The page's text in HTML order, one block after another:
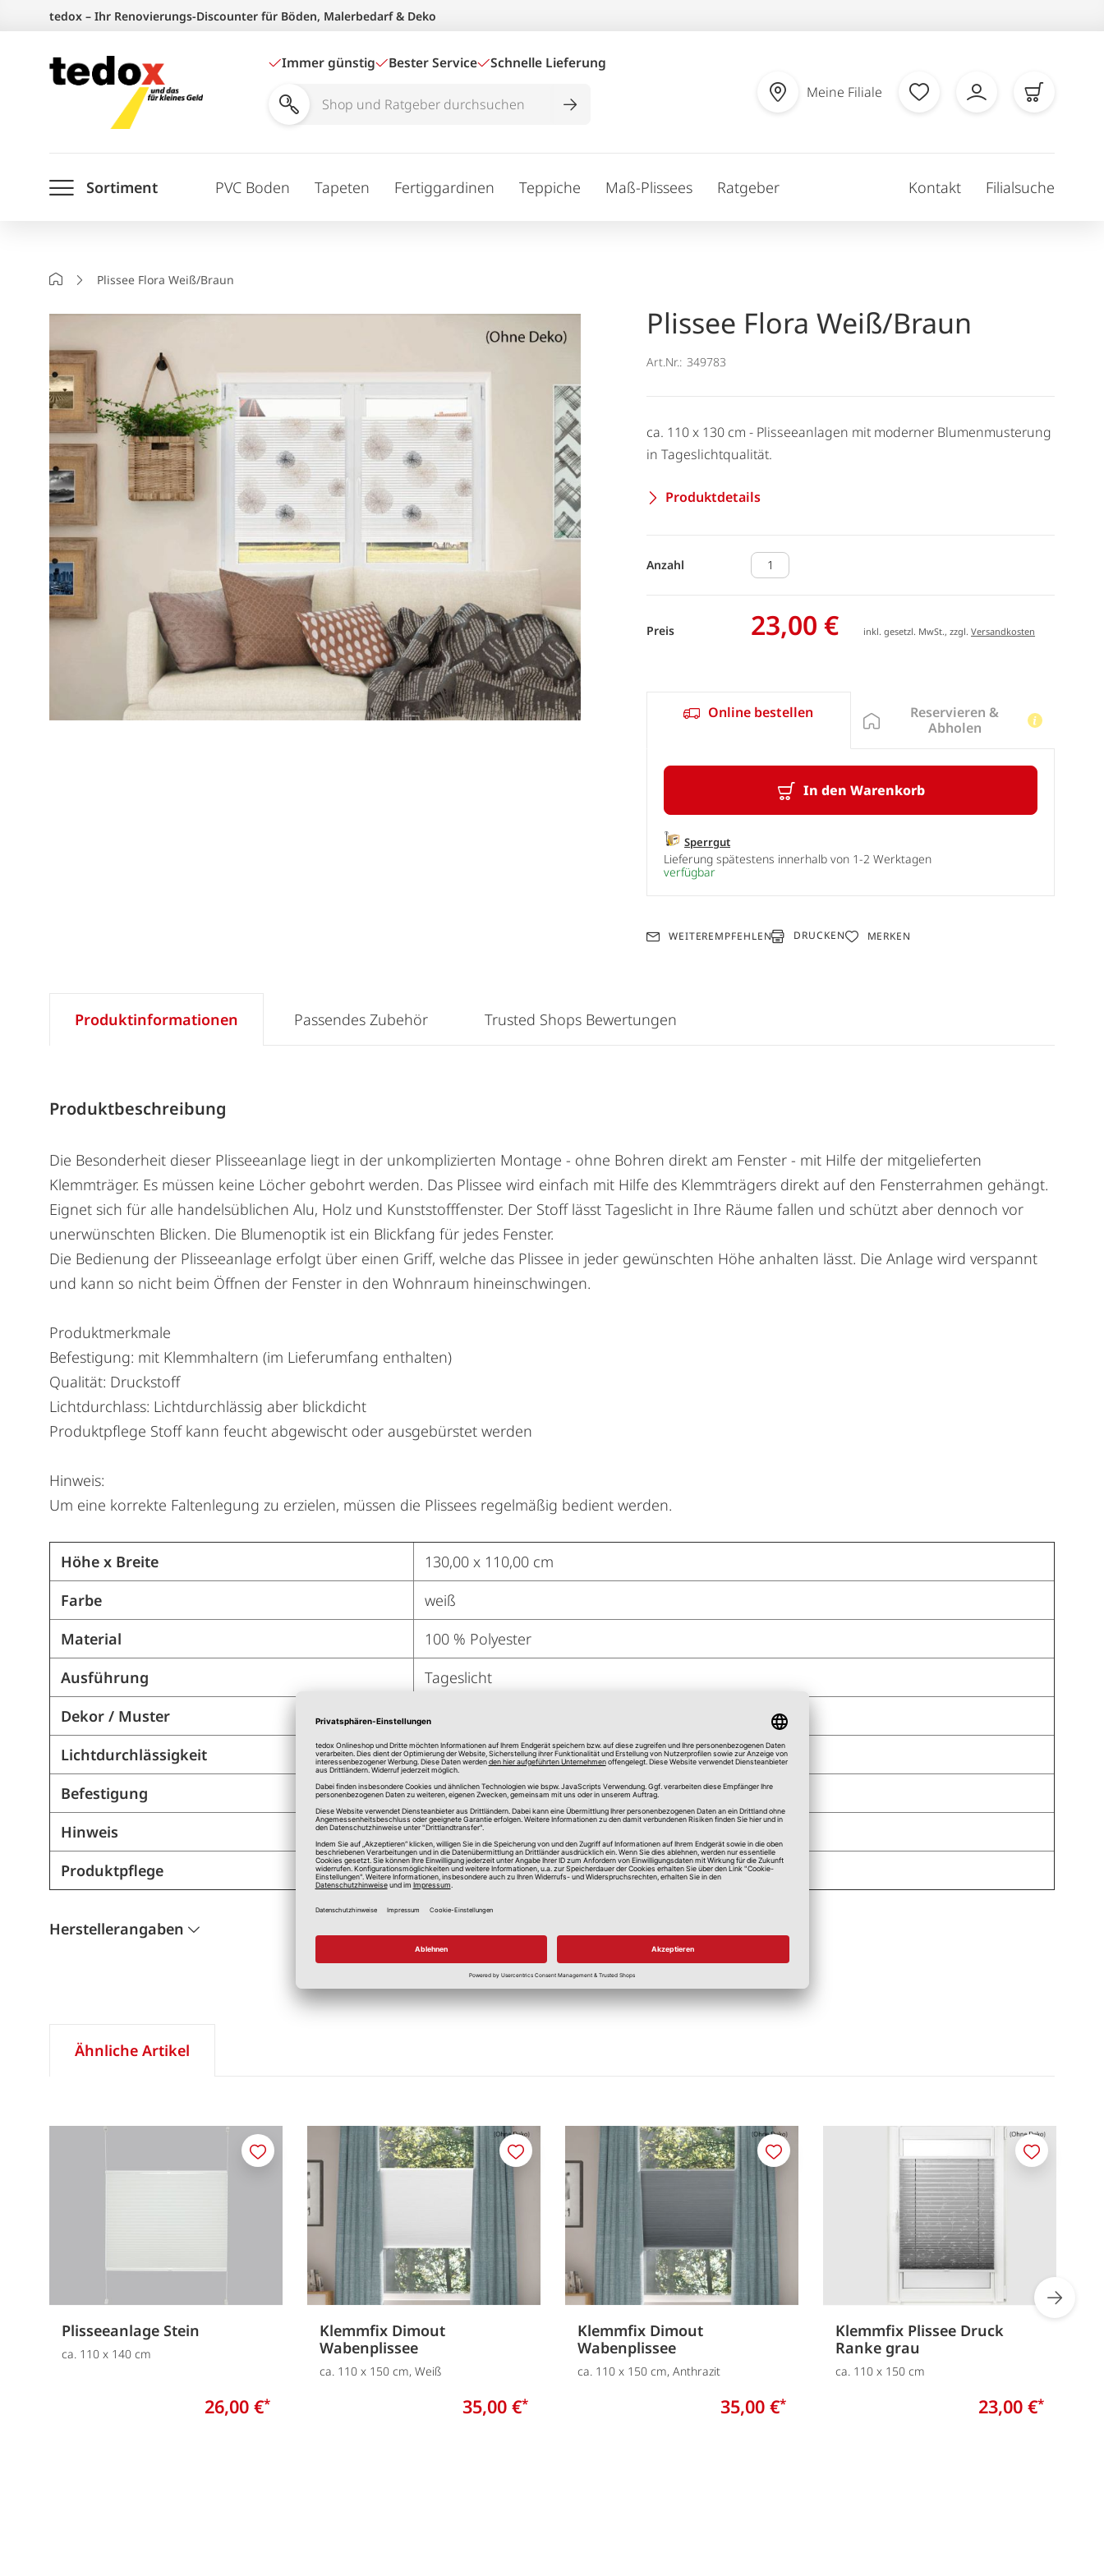
springen
tedox – Ihr Renovierungs-Discounter für Böden, Malerbedarf & Deko
Immer günstig Bester Service Schnelle Lieferung
Shop
durchsuchen
Meine Filiale
Sortiment PVC Boden Tapeten Fertiggardinen Teppiche Maß-Plissees Ratgeber Kontakt Filialsuche
StartseitePlissee Flora Weiß/Braun
Plissee Flora Weiß/Braun
Art.Nr.: 349783
ca. 110 x 130 cm - Plisseeanlagen mit moderner Blumenmusterung
in Tageslichtqualität.
Produktdetails
Anzahl
Preis 23,00 € inkl. gesetzl. MwSt., zzgl.Versandkosten
Online bestellen
In den Warenkorb
Sperrgut
Lieferung spätestens innerhalb von 1-2 Werktagen
verfügbar
Reservieren &
Abholen
WEITEREMPFEHLEN DRUCKEN MERKEN
Produktinformationen
Produktbeschreibung
Die Besonderheit dieser Plisseeanlage liegt in der unkomplizierten Montage - ohne Bohren direkt am Fenster - mit Hilfe der mitgelieferten
Klemmträger. Es müssen keine Löcher gebohrt werden. Das Plissee wird einfach mit Hilfe des Klemmträgers direkt auf den Fensterrahmen gehängt.
Eignet sich für alle handelsüblichen Alu, Holz und Kunststofffenster. Der Stoff lässt Tageslicht in Ihre Räume fallen und schützt aber dennoch vor
unerwünschten Blicken. Die Blumenoptik ist ein Blickfang für jedes Fenster.
Die Bedienung der Plisseeanlage erfolgt über einen Griff, welche das Plissee in jeder gewünschten Höhe anhalten lässt. Die Anlage wird verspannt
und kann so nicht beim Öffnen der Fenster in den Wohnraum hineinschwingen.
Produktmerkmale
Befestigung: mit Klemmhaltern (im Lieferumfang enthalten)
Qualität: Druckstoff
Lichtdurchlass: Lichtdurchlässig aber blickdicht
Produktpflege Stoff kann feucht abgewischt oder ausgebürstet werden
Hinweis:
Um eine korrekte Faltenlegung zu erzielen, müssen die Plissees regelmäßig bedient werden.
Höhe x Breite
130,00 x 110,00 cm
Farbe
weiß
Material
100 % Polyester
Ausführung
Tageslicht
Dekor / Muster
Kreise / Punkte
Lichtdurchlässigkeit
Blickdicht
Befestigung
Klemmträgermontage
Hinweis
Klemmträger im Lieferumfang enthalten
Produktpflege
Feucht abwaschbar
Herstellerangaben
Passendes Zubehör Trusted Shops Bewertungen
Ähnliche Artikel
Plisseeanlage Stein
ca. 110 x 140 cm
26,00 €*
Merken
Klemmfix Dimout
Wabenplissee
ca. 110 x 150 cm, Weiß
35,00 €*
Merken
Klemmfix Dimout
Wabenplissee
ca. 110 x 150 cm, Anthrazit
35,00 €*
Merken
Klemmfix Plissee Druck
Ranke grau
ca. 110 x 150 cm
23,00 €*
Merken